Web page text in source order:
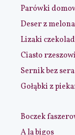
Parówki
Deser z melona
Lizaki
Ciasto
Sernik bez
Gołąbki z
Boczek
A la bigos